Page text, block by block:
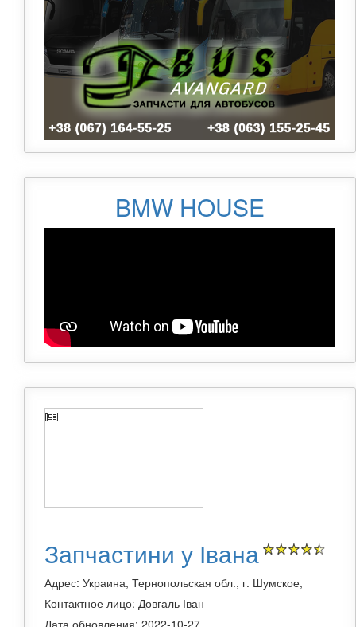
BMW HOUSE
Запчастини у Івана
Адрес: Украина, Тернопольская обл., г. Шумское,
Контактное лицо: Довгаль Іван